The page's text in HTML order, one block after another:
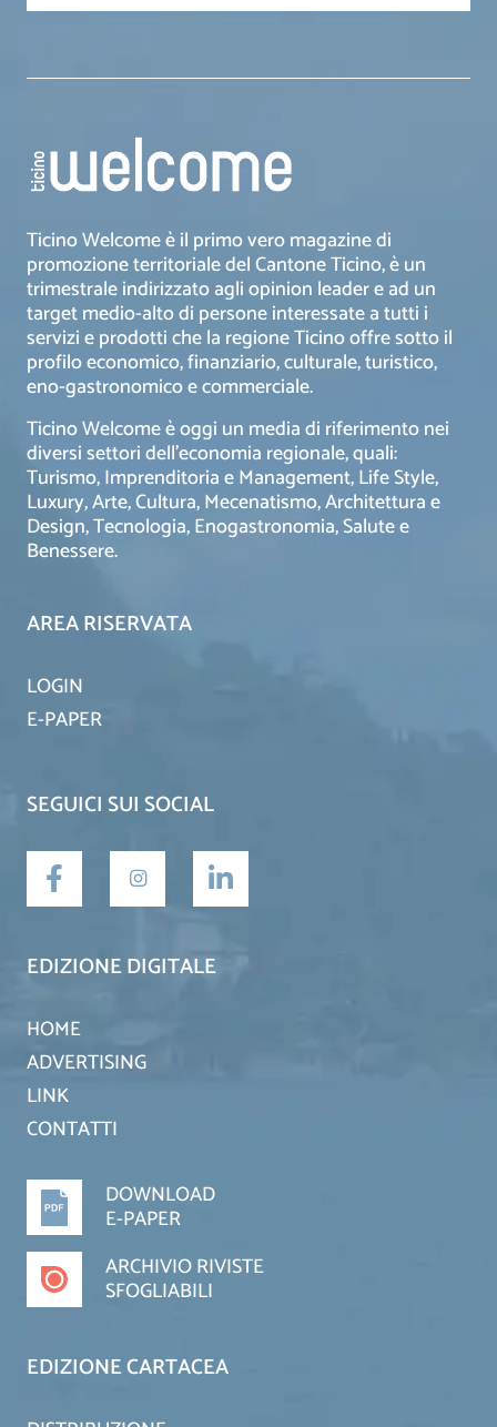
Ticino Welcome è il primo vero magazine di
promozione territoriale del Cantone Ticino, è un
trimestrale indirizzato agli opinion leader e ad un
target medio-alto di persone interessate a tutti i
servizi e prodotti che la regione Ticino offre sotto il
profilo economico, finanziario, culturale, turistico,
eno-gastronomico e commerciale.
Ticino Welcome è oggi un media di riferimento nei
diversi settori dell’economia regionale, quali:
Turismo, Imprenditoria e Management, Life Style,
Luxury, Arte, Cultura, Mecenatismo, Architettura e
Design, Tecnologia, Enogastronomia, Salute e
Benessere.
AREA RISERVATA
LOGIN
E-PAPER
SEGUICI SUI SOCIAL
EDIZIONE DIGITALE
HOME
ADVERTISING
LINK
CONTATTI
DOWNLOAD
E-PAPER
ARCHIVIO RIVISTE
SFOGLIABILI
EDIZIONE CARTACEA